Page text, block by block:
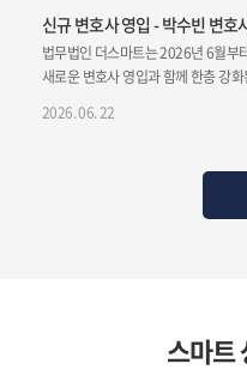
신규 변호사 영입 - 박수빈 변호
법무법인 더스마트는 2026년 6월부
새로운 변호사 영입과 함께 한층 강
바탕으로 해결책을 제시하겠습니다.
2026. 06. 22
스마트